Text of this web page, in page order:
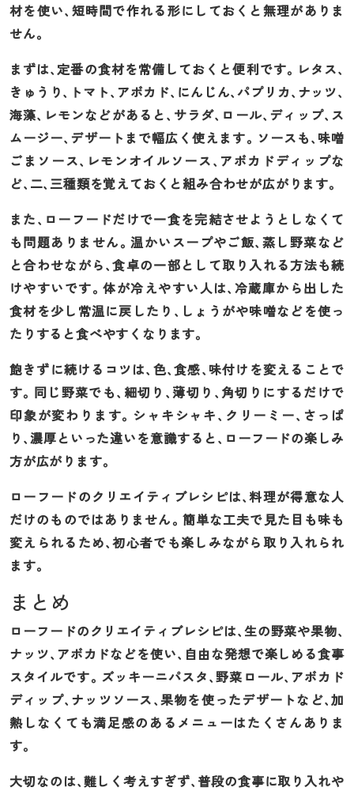
材を使い、短時間で作れる形にしておくと無理がありま
せん。
まずは、定番の食材を常備しておくと便利です。レタス、
きゅうり、トマト、アボカド、にんじん、パプリカ、ナッツ、
海藻、レモンなどがあると、サラダ、ロール、ディップ、ス
ムージー、デザートまで幅広く使えます。ソースも、味噌
ごまソース、レモンオイルソース、アボカドディップな
ど、二、三種類を覚えておくと組み合わせが広がります。
また、ローフードだけで一食を完結させようとしなくて
も問題ありません。温かいスープやご飯、蒸し野菜など
と合わせながら、食卓の一部として取り入れる方法も続
けやすいです。体が冷えやすい人は、冷蔵庫から出した
食材を少し常温に戻したり、しょうがや味噌などを使っ
たりすると食べやすくなります。
飽きずに続けるコツは、色、食感、味付けを変えることで
す。同じ野菜でも、細切り、薄切り、角切りにするだけで
印象が変わります。シャキシャキ、クリーミー、さっぱ
り、濃厚といった違いを意識すると、ローフードの楽しみ
方が広がります。
ローフードのクリエイティブレシピは、料理が得意な人
だけのものではありません。簡単な工夫で見た目も味も
変えられるため、初心者でも楽しみながら取り入れられ
ます。
まとめ
ローフードのクリエイティブレシピは、生の野菜や果物、
ナッツ、アボカドなどを使い、自由な発想で楽しめる食事
スタイルです。ズッキーニパスタ、野菜ロール、アボカド
ディップ、ナッツソース、果物を使ったデザートなど、加
熱しなくても満足感のあるメニューはたくさんありま
す。
大切なのは、難しく考えすぎず、普段の食事に取り入れや